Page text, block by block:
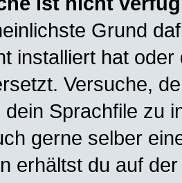
Grund
installiert hat
Versuche,
dein Sprachfile zu
gerne selber
erhältst du auf